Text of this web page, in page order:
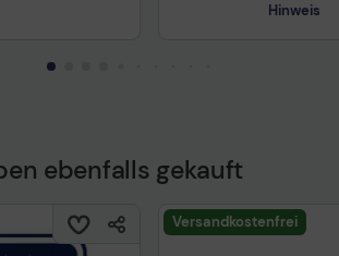
Hinweis
Technisches
ebenfalls gekauft
Versandkostenfrei